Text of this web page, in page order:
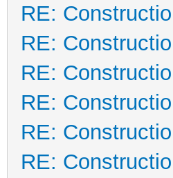
RE:
RE:
RE:
RE:
RE:
RE: